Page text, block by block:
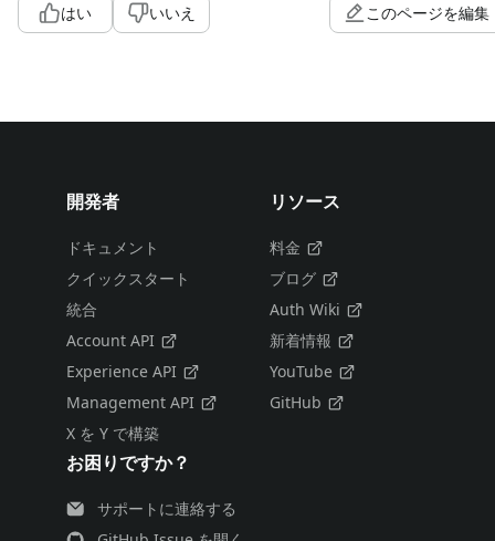
はい いいえ このページを編集
開発者
ドキュメント
クイックスタート
統合
Account API
Experience API
Management API
X を Y で構築
リソース
料金
ブログ
Auth Wiki
新着情報
YouTube
GitHub
お困りですか？
サポートに連絡する